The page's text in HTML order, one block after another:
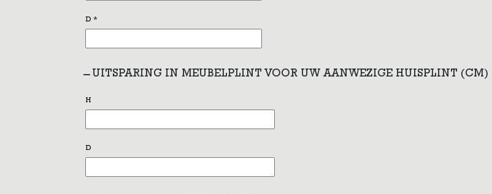
D*
UITSPARING IN MEUBELPLINT VOOR UW AANWEZIGE HUISPLINT (CM)
H
D